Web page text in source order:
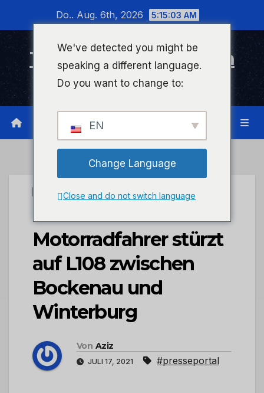
wechseln
Do.. Aug. 6th, 2026 5:15:03 AM
Timeline Bad Kreuznach
Infonetzwerk für Bad Kreuznach
PRESSEPORTAL
POL-PDKH:
Motorradfahrer stürzt
auf L108 zwischen
Bockenau und
Winterburg
Von Aziz
JULI 17, 2021 #presseportal
We've detected you might be
speaking a different language.
Do you want to change to:
EN
Change Language
Close and do not switch language